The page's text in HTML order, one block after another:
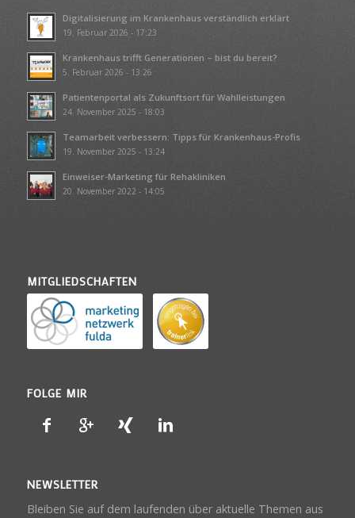
Digitalisierung im Krankenhaus verständlich erklärt
19. Februar 2026 - 17:23
Krankenhaus trifft Generationen – bist du bereit?
5. Februar 2026 - 13:26
Patientenportal als Zukunftsort für Wahlleistungen
24. November 2025 - 18:03
Teamarbeit verbessern: Tipps für Krankenhaus-Profis
19. November 2025 - 13:24
Einweiser-Marketing für Rehakliniken
20. November 2022 - 14:05
MITGLIEDSCHAFTEN
FOLGE MIR
NEWSLETTER
Bleiben Sie auf dem laufenden über aktuelle Themen aus